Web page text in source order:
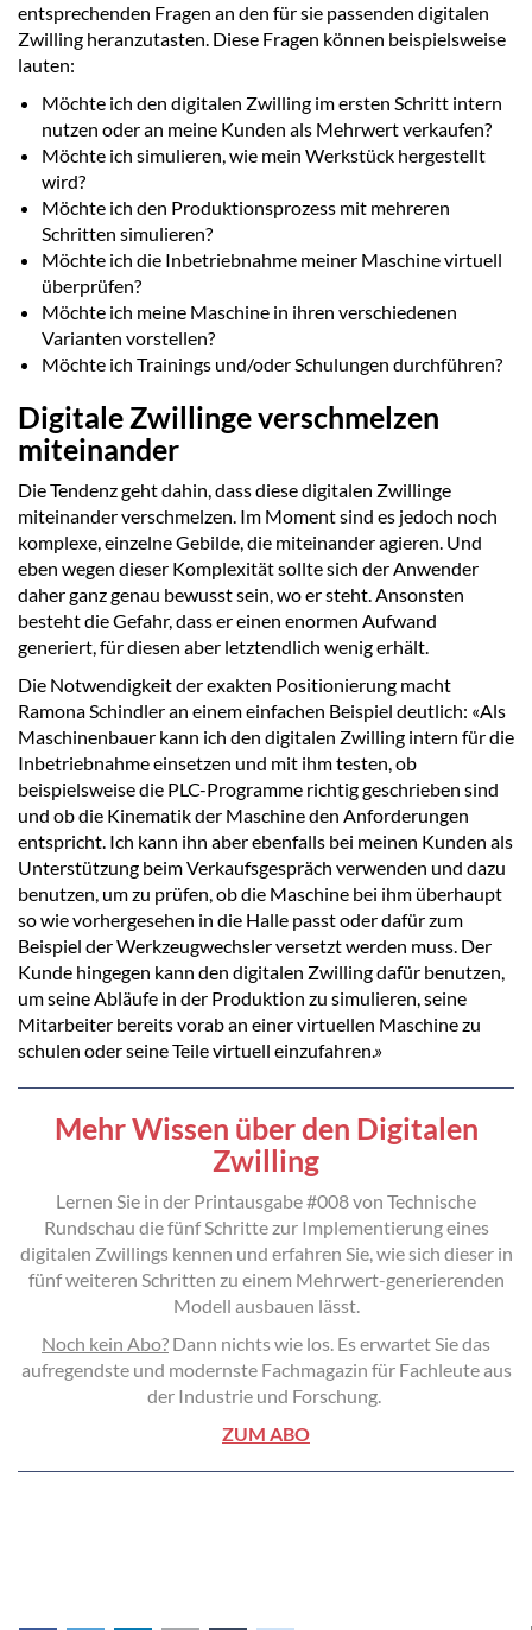
entsprechenden Fragen an den für sie passenden digitalen
Zwilling heranzutasten. Diese Fragen können beispielsweise
lauten:
Möchte ich den digitalen Zwilling im ersten Schritt intern
nutzen oder an meine Kunden als Mehrwert verkaufen?
Möchte ich simulieren, wie mein Werkstück hergestellt
wird?
Möchte ich den Produktionsprozess mit mehreren
Schritten simulieren?
Möchte ich die Inbetriebnahme meiner Maschine virtuell
überprüfen?
Möchte ich meine Maschine in ihren verschiedenen
Varianten vorstellen?
Möchte ich Trainings und/oder Schulungen durchführen?
Digitale Zwillinge verschmelzen
miteinander
Die Tendenz geht dahin, dass diese digitalen Zwillinge
miteinander verschmelzen. Im Moment sind es jedoch noch
komplexe, einzelne Gebilde, die miteinander agieren. Und
eben wegen dieser Komplexität sollte sich der Anwender
daher ganz genau bewusst sein, wo er steht. Ansonsten
besteht die Gefahr, dass er einen enormen Aufwand
generiert, für diesen aber letztendlich wenig erhält.
Die Notwendigkeit der exakten Positionierung macht
Ramona Schindler an einem einfachen Beispiel deutlich: «Als
Maschinenbauer kann ich den digitalen Zwilling intern für die
Inbetriebnahme einsetzen und mit ihm testen, ob
beispielsweise die PLC-Programme richtig geschrieben sind
und ob die Kinematik der Maschine den Anforderungen
entspricht. Ich kann ihn aber ebenfalls bei meinen Kunden als
Unterstützung beim Verkaufsgespräch verwenden und dazu
benutzen, um zu prüfen, ob die Maschine bei ihm überhaupt
so wie vorhergesehen in die Halle passt oder dafür zum
Beispiel der Werkzeugwechsler versetzt werden muss. Der
Kunde hingegen kann den digitalen Zwilling dafür benutzen,
um seine Abläufe in der Produktion zu simulieren, seine
Mitarbeiter bereits vorab an einer virtuellen Maschine zu
schulen oder seine Teile virtuell einzufahren.»
Mehr Wissen über den Digitalen
Zwilling
Lernen Sie in der Printausgabe #008 von Technische
Rundschau die fünf Schritte zur Implementierung eines
digitalen Zwillings kennen und erfahren Sie, wie sich dieser in
fünf weiteren Schritten zu einem Mehrwert-generierenden
Modell ausbauen lässt.
Noch kein Abo? Dann nichts wie los. Es erwartet Sie das
aufregendste und modernste Fachmagazin für Fachleute aus
der Industrie und Forschung.
ZUM ABO